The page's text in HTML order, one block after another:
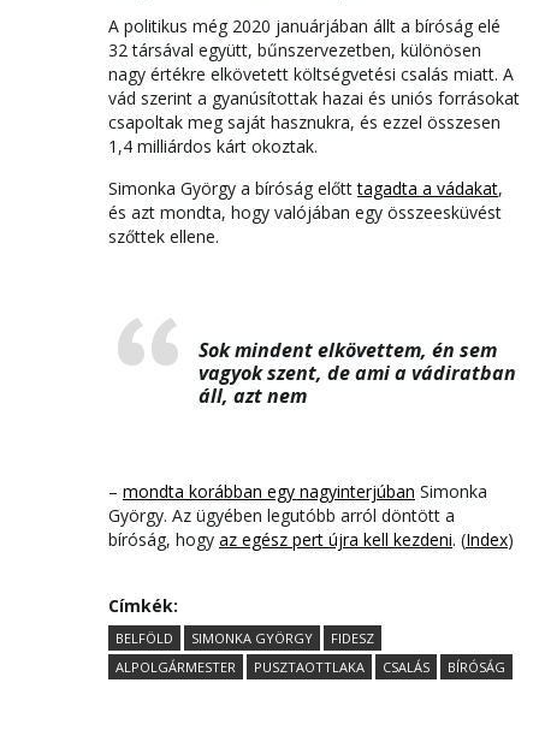
A politikus még 2020 januárjában állt a bíróság elé
32 társával együtt, bűnszervezetben, különösen
nagy értékre elkövetett költségvetési csalás miatt. A
vád szerint a gyanúsítottak hazai és uniós forrásokat
csapoltak meg saját hasznukra, és ezzel összesen
1,4 milliárdos kárt okoztak.
Simonka György a bíróság előtttagadta a vádakat,
és azt mondta, hogy valójában egy összeesküvést
szőttek ellene.
Sok mindent elkövettem, én sem
vagyok szent, de ami a vádiratban
áll, azt nem
– mondta korábban egy nagyinterjúban Simonka
György. Az ügyében legutóbb arról döntött a
bíróság, hogy az egész pert újra kell kezdeni. (Index)
Címkék:
BELFÖLD SIMONKA GYÖRGY
FIDESZ
ALPOLGÁRMESTER
PUSZTAOTTLAKA CSALÁS BÍRÓSÁG